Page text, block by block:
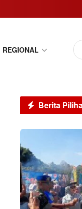
REGIONAL
Berita